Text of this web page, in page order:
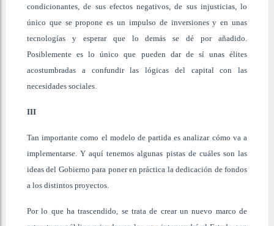
condicionantes, de sus efectos negativos, de sus injusticias, lo
único que se propone es un impulso de inversiones y en unas
tecnologías y esperar que lo demás se dé por añadido.
Posiblemente es lo único que pueden dar de sí unas élites
acostumbradas a confundir las lógicas del capital con las
necesidades sociales.
III
Tan importante como el modelo de partida es analizar cómo va a
implementarse. Y aquí tenemos algunas pistas de cuáles son las
ideas del Gobierno para poner en práctica la dedicación de fondos
a los distintos proyectos.
Por lo que ha trascendido, se trata de crear un nuevo marco de